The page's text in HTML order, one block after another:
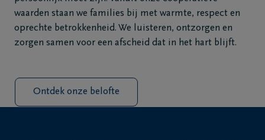
waarden staan we families bij met warmte, respect en
oprechte betrokkenheid. We luisteren, ontzorgen en
zorgen samen voor een afscheid dat in het hart blijft.
Ontdek onze belofte